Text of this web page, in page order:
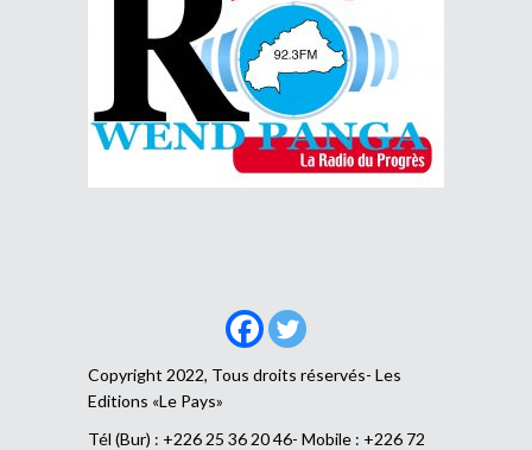
Copyright 2022, Tous droits réservés- Les
Editions «Le Pays»
Tél (Bur) : +226 25 36 20 46- Mobile : +226 72